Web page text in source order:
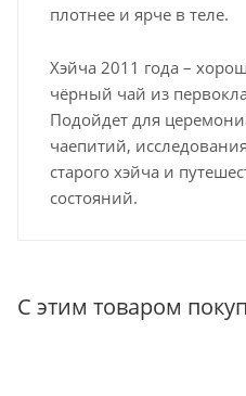
плотнее и ярче в теле.
Хэйча 2011 года –
чёрный чай из
Подойдет для
чаепитий,
старого хэйча и
состояний.
С этим товаром